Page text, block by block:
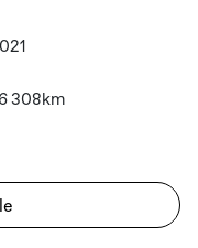
308km